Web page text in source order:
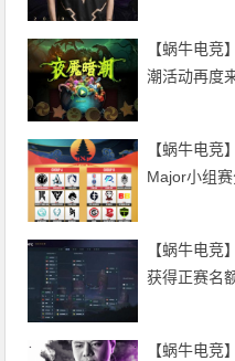
【蜗牛电
潮活动再度
【蜗牛电竞
Major小组赛
【蜗牛电
获得正赛名
【蜗牛电竞